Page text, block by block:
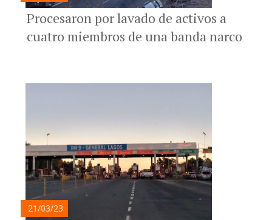
Procesaron por lavado de activos a
cuatro miembros de una banda narco
21/03/23